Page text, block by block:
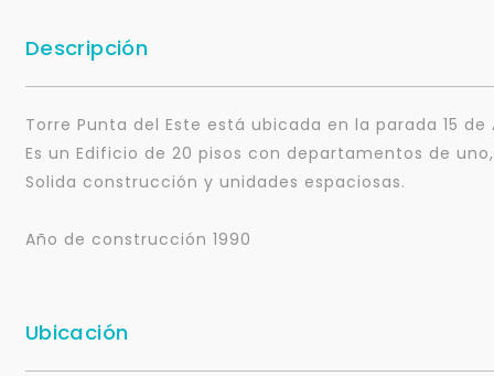
Descripción
Torre Punta del Este está ubicada en la parada 15 de
Es un Edificio de 20 pisos con departamentos de
Solida construcción y unidades espaciosas.
Año de construcción 1990
Ubicación